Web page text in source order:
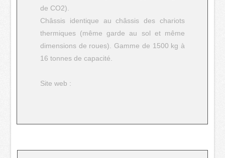
de CO2).
Châssis identique au châssis des chariots
thermiques (même garde au sol et même
dimensions de roues). Gamme de 1500 kg à
16 tonnes de capacité.
Site web :